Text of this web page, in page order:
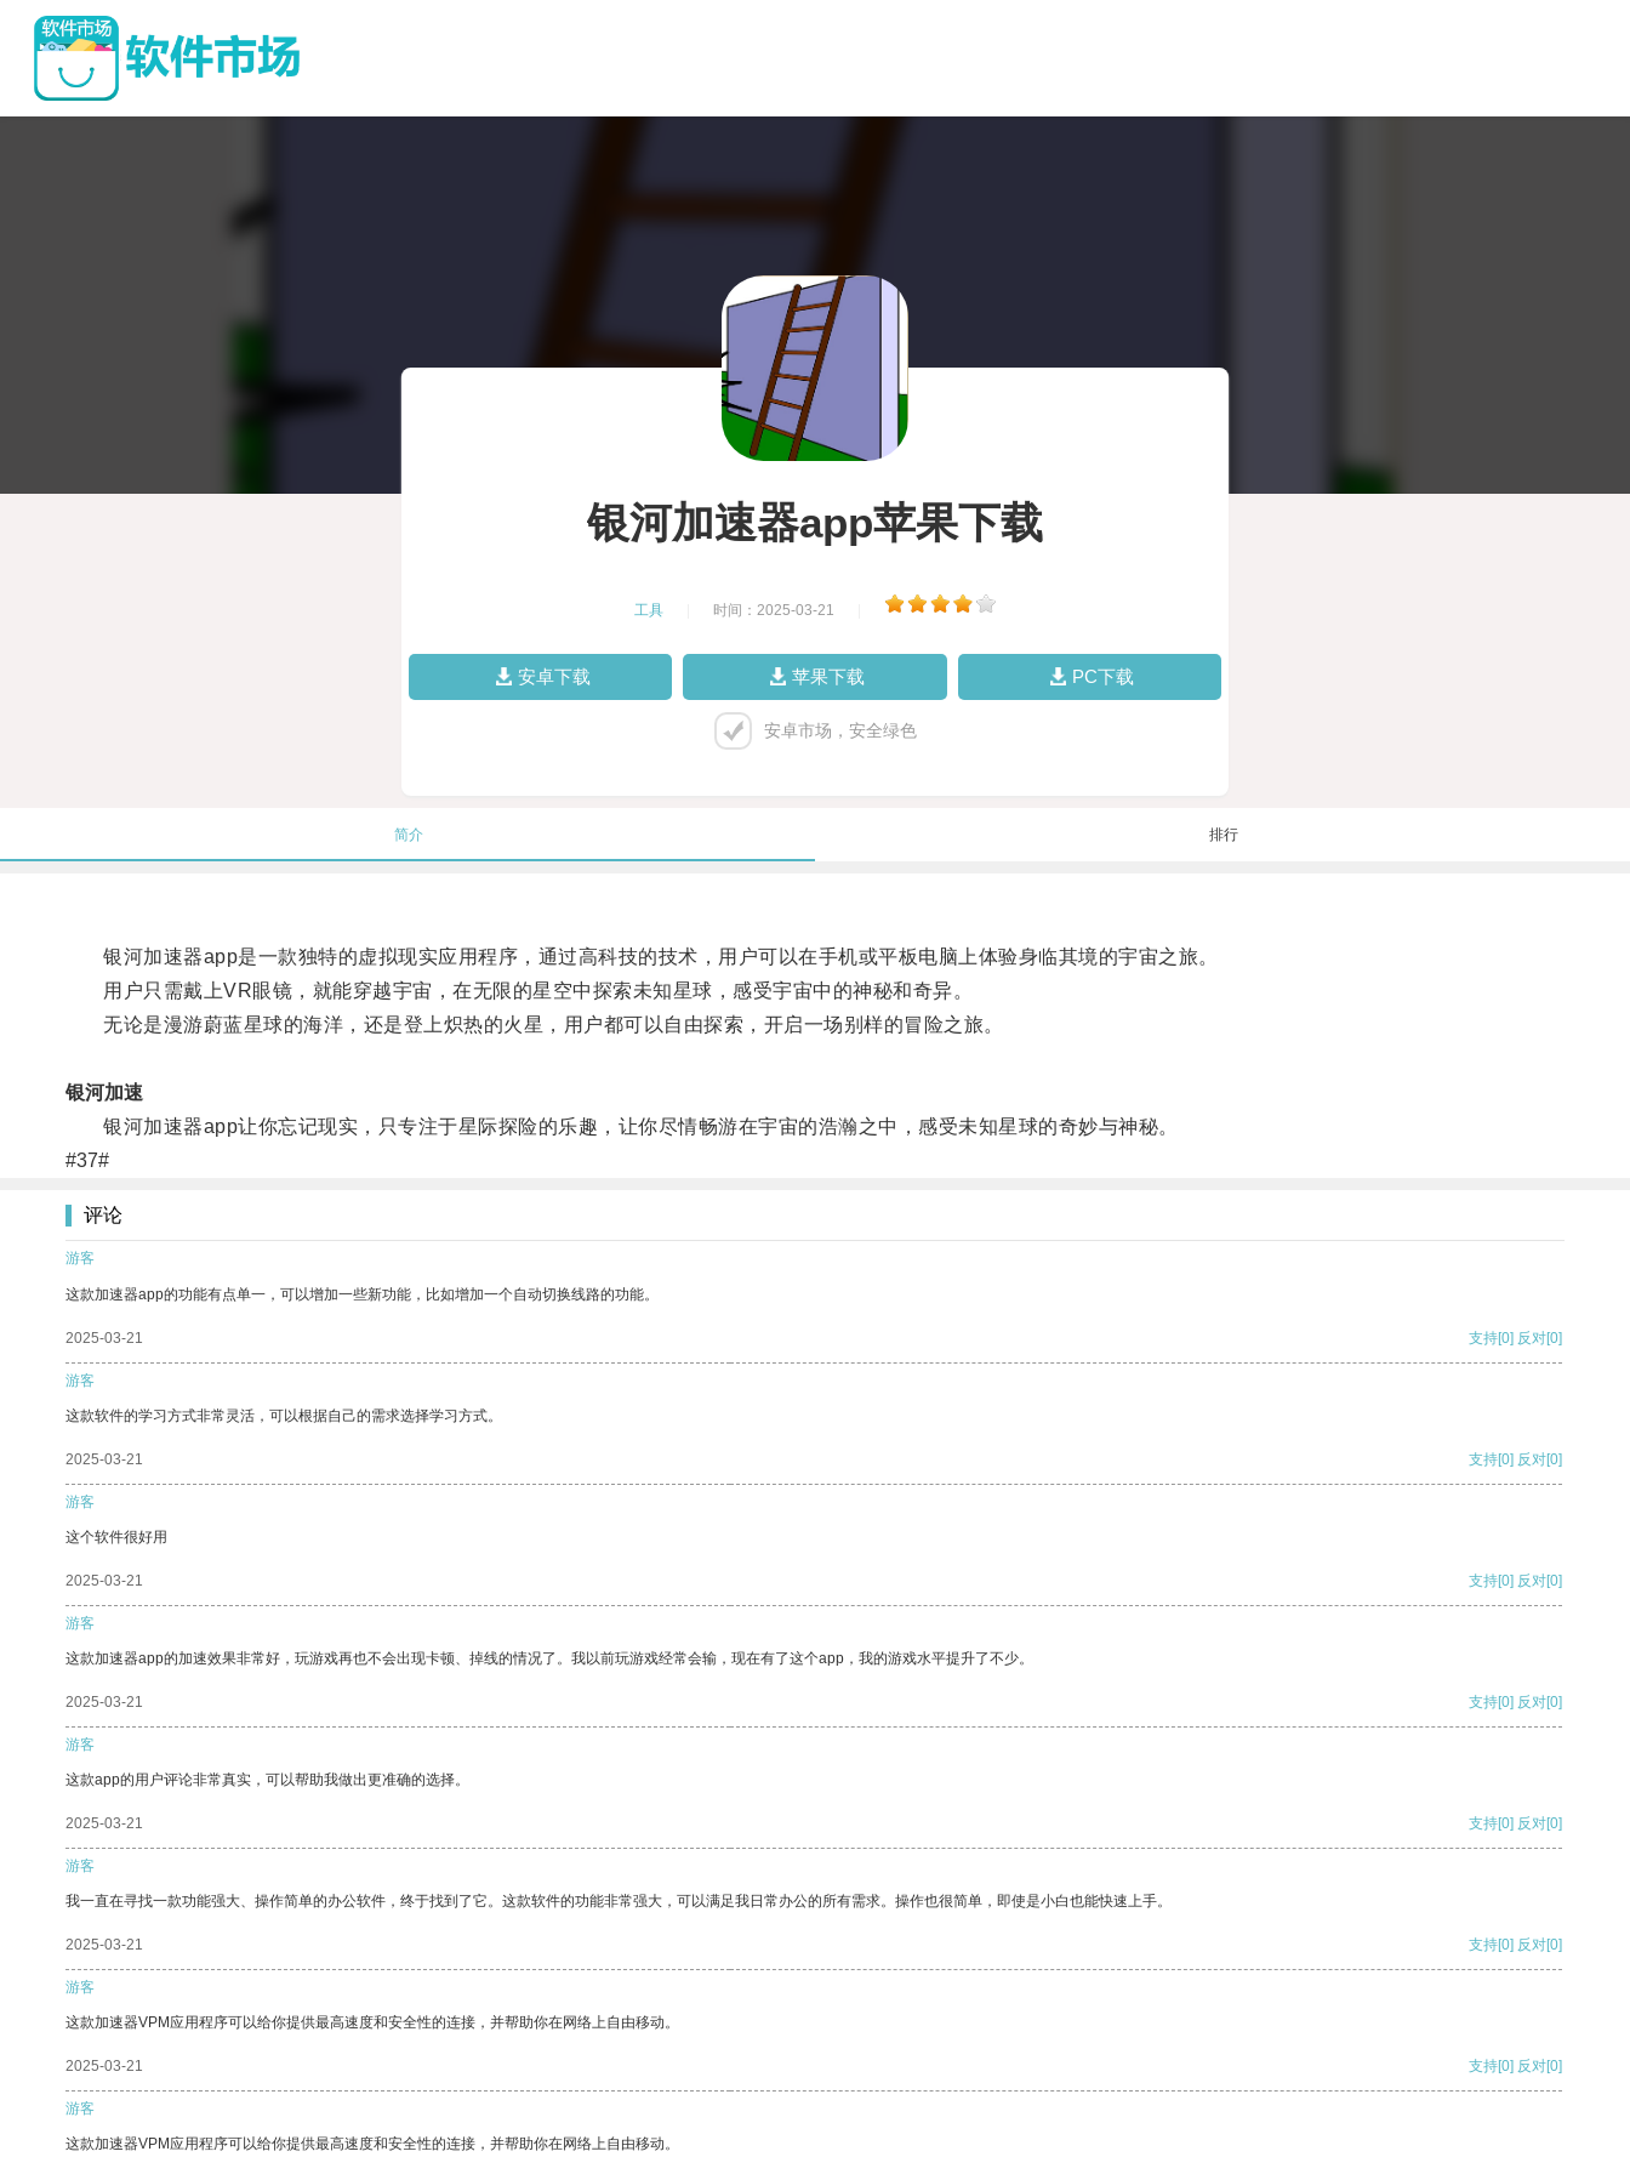
银河加速器app苹果下载
工具 时间：2025-03-21
安卓下载 苹果下载 PC下载
安卓市场，安全绿色
简介 排行
银河加速器app是一款独特的虚拟现实应用程序，通过高科技的技术，用户可以在手机或平板电脑上体验身临其境的宇宙之旅。
用户只需戴上VR眼镜，就能穿越宇宙，在无限的星空中探索未知星球，感受宇宙中的神秘和奇异。
无论是漫游蔚蓝星球的海洋，还是登上炽热的火星，用户都可以自由探索，开启一场别样的冒险之旅。
银河加速
银河加速器app让你忘记现实，只专注于星际探险的乐趣，让你尽情畅游在宇宙的浩瀚之中，感受未知星球的奇妙与神秘。
#37#
评论
游客
这款加速器app的功能有点单一，可以增加一些新功能，比如增加一个自动切换线路的功能。
2025-03-21 支持[0] 反对[0]
游客
这款软件的学习方式非常灵活，可以根据自己的需求选择学习方式。
2025-03-21 支持[0] 反对[0]
游客
这个软件很好用
2025-03-21 支持[0] 反对[0]
游客
这款加速器app的加速效果非常好，玩游戏再也不会出现卡顿、掉线的情况了。我以前玩游戏经常会输，现在有了这个app，我的游戏水平提升了不少。
2025-03-21 支持[0] 反对[0]
游客
这款app的用户评论非常真实，可以帮助我做出更准确的选择。
2025-03-21 支持[0] 反对[0]
游客
我一直在寻找一款功能强大、操作简单的办公软件，终于找到了它。这款软件的功能非常强大，可以满足我日常办公的所有需求。操作也很简单，即使是小白也能快速上手。
2025-03-21 支持[0] 反对[0]
游客
这款加速器VPM应用程序可以给你提供最高速度和安全性的连接，并帮助你在网络上自由移动。
2025-03-21 支持[0] 反对[0]
游客
这款加速器VPM应用程序可以给你提供最高速度和安全性的连接，并帮助你在网络上自由移动。